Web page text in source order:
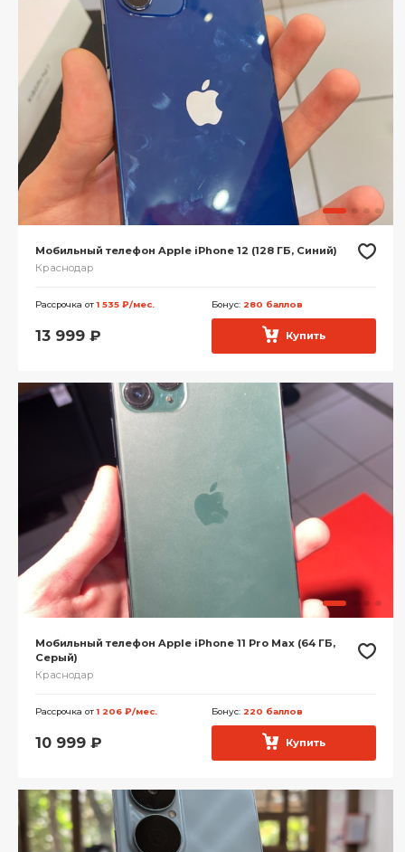
Мобильный телефон Apple iPhone 12 (128 ГБ, Синий)
Краснодар
Рассрочка от1 535 ₽/мес. Бонус: 280 баллов
13 999 ₽ Купить
Мобильный телефон Apple iPhone 11 Pro Max (64 ГБ,
Серый)
Краснодар
Рассрочка от1 206 ₽/мес. Бонус: 220 баллов
10 999 ₽ Купить